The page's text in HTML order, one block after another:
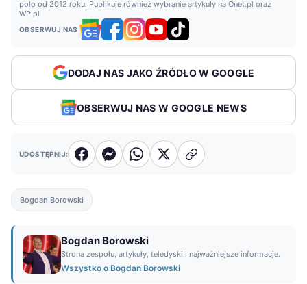
polo od 2012 roku. Publikuje również wybranie artykuły na Onet.pl oraz
WP.pl
OBSERWUJ NAS
DODAJ NAS JAKO ŹRÓDŁO W GOOGLE
OBSERWUJ NAS W GOOGLE NEWS
UDOSTĘPNIJ:
Bogdan Borowski
Bogdan Borowski
Strona zespołu, artykuły, teledyski i najważniejsze informacje.
Wszystko o Bogdan Borowski